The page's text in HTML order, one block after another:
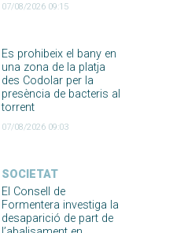
07/08/2026 09:15
Es prohibeix el bany en
una zona de la platja
des Codolar per la
presència de bacteris al
torrent
07/08/2026 09:03
SOCIETAT
El Consell de
Formentera investiga la
desaparició de part de